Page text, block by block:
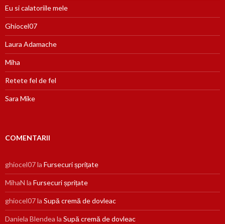
Eu si calatoriile mele
Ghiocel07
Laura Adamache
Miha
Retete fel de fel
Sara Mike
COMENTARII
ghiocel07la Fursecuri șprițate
MihaN la Fursecuri șprițate
ghiocel07la Supă cremă de dovleac
Daniela Blendea la Supă cremă de dovleac